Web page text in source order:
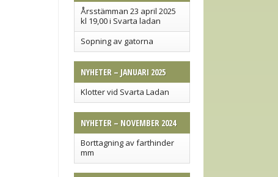
Årsstämman 23 april 2025
kl 19,00 i Svarta ladan
Sopning av gatorna
NYHETER – JANUARI 2025
Klotter vid Svarta Ladan
NYHETER – NOVEMBER 2024
Borttagning av farthinder
mm